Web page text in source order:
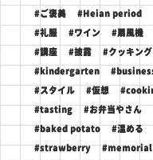
#ご褒美 #Heian period
#礼服 #ワイン #扇風機
#講座 #披露 #クッキング
#kindergarten
#スタイル #仮想
#tasting #お弁当やさん
#baked potato #温める
#strawberry #memorial